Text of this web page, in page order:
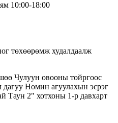
10:00-18:00
төхөөрөмж худалдаалж
Чулуун овооны тойргоос
дагуу Номин агуулахын эсрэг
Таун 2" хотхоны 1-р давхарт